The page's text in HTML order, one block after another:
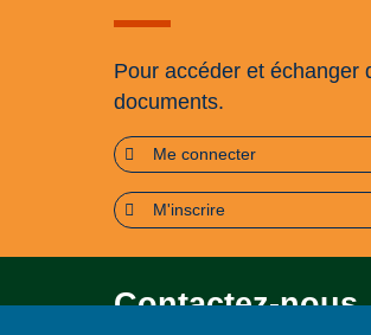
Pour accéder et échanger
documents.
Me connecter
M'inscrire
Contactez-nous